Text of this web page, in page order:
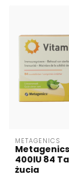
METAGENICS
400IU 84
żucia